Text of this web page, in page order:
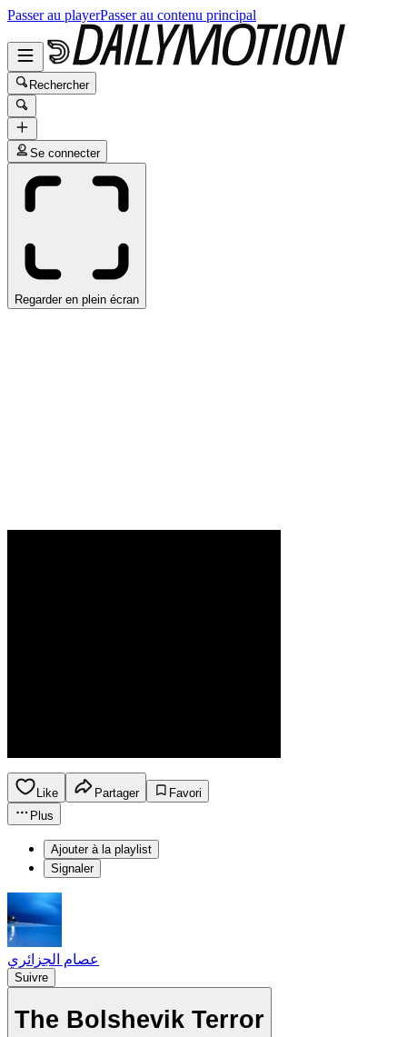
Passer au playerPasser au contenu principal
Rechercher
Se connecter
Regarder en plein écran
Like Partager
Favori
Plus
Ajouter à la playlist
Signaler
عصام الجزائري
Suivre
The Bolshevik Terror